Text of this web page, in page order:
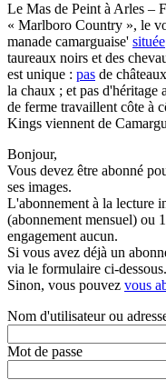
Le Mas de Peint à Arles –
« Marlboro Country », le
manade camarguaise' située
taureaux noirs et des
est unique : pas de
la chaux ; et pas d'héritage
de ferme travaillent côte à
Kings viennent de
Bonjour,
Vous devez être abonné
ses images.
L'abonnement à la lecture
(abonnement mensuel) ou
engagement aucun.
Si vous avez déjà un
via le formulaire ci-dessous.
Sinon, vous pouvez vous
Nom d'utilisateur ou
Mot de passe